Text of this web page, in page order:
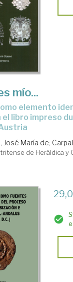
mío...
libro impreso
José María de;
de Heráldica y